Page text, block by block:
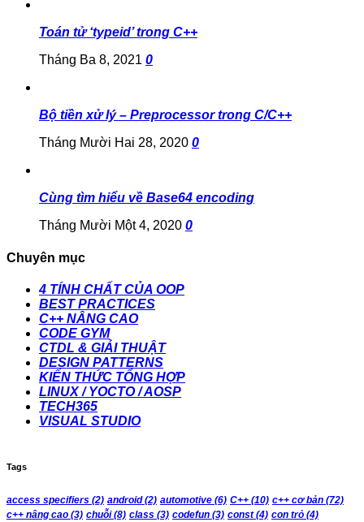
Toán tử ‘typeid’ trong C++
Tháng Ba 8, 2021 0
Bộ tiền xử lý – Preprocessor trong C/C++
Tháng Mười Hai 28, 2020 0
Cùng tìm hiểu về Base64 encoding
Tháng Mười Một 4, 2020 0
Chuyên mục
4 TÍNH CHẤT CỦA OOP
BEST PRACTICES
C++ NÂNG CAO
CODE GYM
CTDL & GIẢI THUẬT
DESIGN PATTERNS
KIẾN THỨC TỔNG HỢP
LINUX / YOCTO / AOSP
TECH365
VISUAL STUDIO
Tags
access specifiers (2) android(2) automotive (6) C++ (10) c++ cơ bản (72)
c++ nâng cao (3) chuỗi(8) class (3) codefun (3) const(4) con trỏ (4)